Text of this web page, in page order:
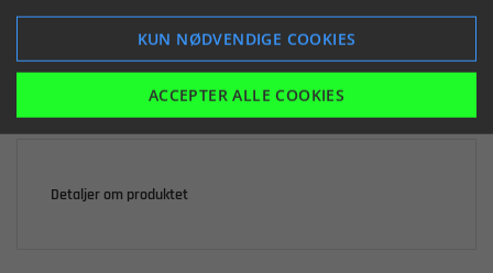
LÆG I KURV
Detaljer om produktet
KUN NØDVENDIGE COOKIES
ACCEPTER ALLE COOKIES